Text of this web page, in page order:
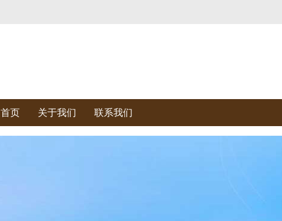
首页 关于我们 联系我们